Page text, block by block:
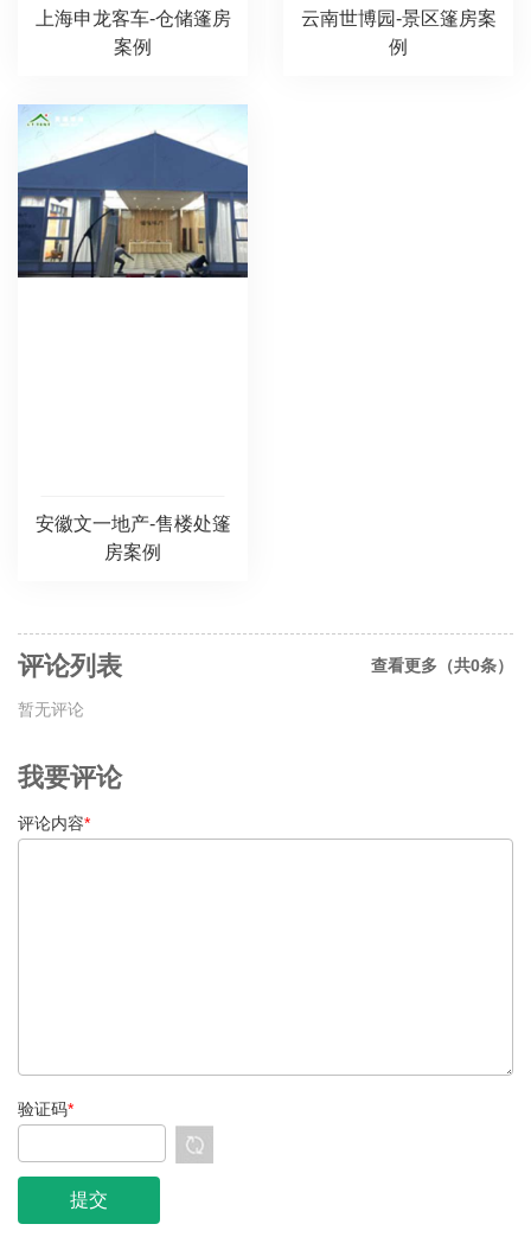
上海申龙客车-仓储篷房
案例
云南世博园-景区篷房案
例
安徽文一地产-售楼处篷
房案例
查看更多（共0条）
评论列表
暂无评论
我要评论
评论内容*
验证码*